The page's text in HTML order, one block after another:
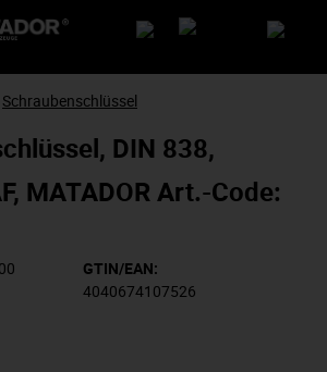
Schraubenschlüssel
DIN 838,
MATADOR Art.-Code:
GTIN/EAN:
4040674107526